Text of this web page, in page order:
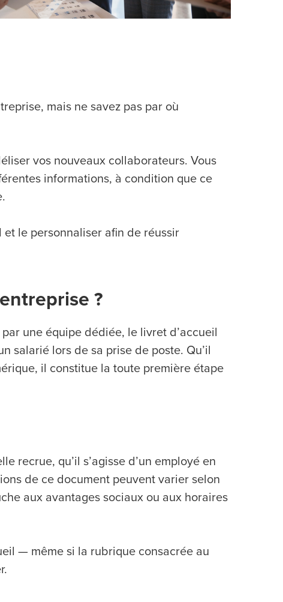
mais ne savez pas par où
vos nouveaux collaborateurs. Vous
informations, à condition que ce
et le personnaliser afin de réussir
?
une équipe dédiée, le livret d’accueil
salarié lors de sa prise de poste. Qu’il
il constitue la toute première étape
recrue, qu’il s’agisse d’un employé en
de ce document peuvent varier selon
aux avantages sociaux ou aux horaires
— même si la rubrique consacrée au